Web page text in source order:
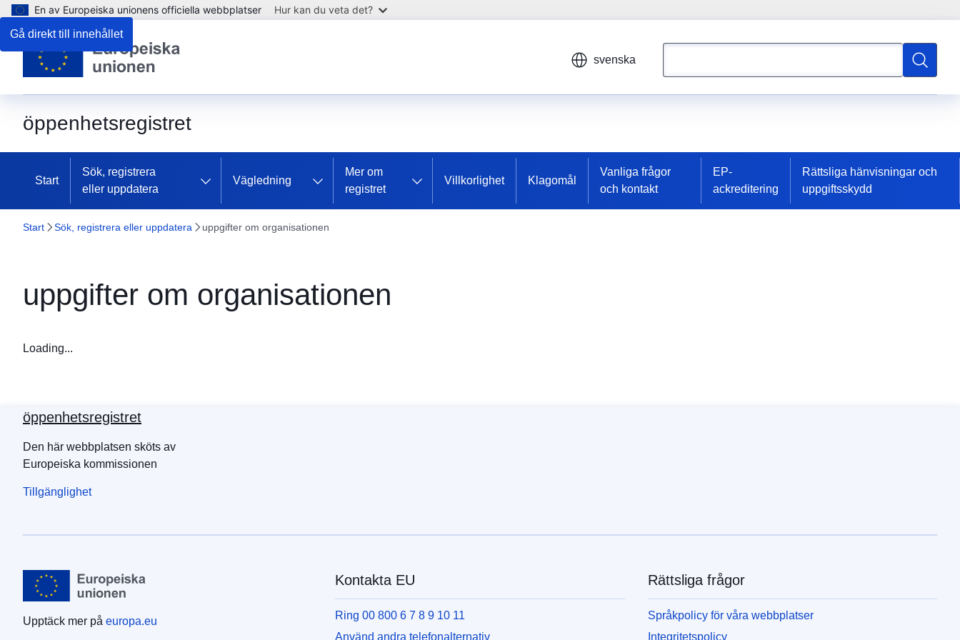
Gå direkt till innehållet
En av Europeiska unionens officiella webbplatser Hur kan du veta det?
svenska
Sök
öppenhetsregistret
Start
Sök, registrera
eller uppdatera
Vägledning
Mer om
registret
Villkorlighet Klagomål
Vanliga frågor
och kontakt
EP-
ackreditering
Rättsliga hänvisningar och
uppgiftsskydd
Start Sök, registrera eller uppdatera uppgifter om organisationen
uppgifter om organisationen
Loading...
öppenhetsregistret
Den här webbplatsen sköts av
Europeiska kommissionen
Tillgänglighet
Upptäck mer på europa.eu
Kontakta EU
Ring 00 800 6 7 8 9 10 11
Använd andra telefonalternativ
Rättsliga frågor
Språkpolicy för våra webbplatser
Integritetspolicy